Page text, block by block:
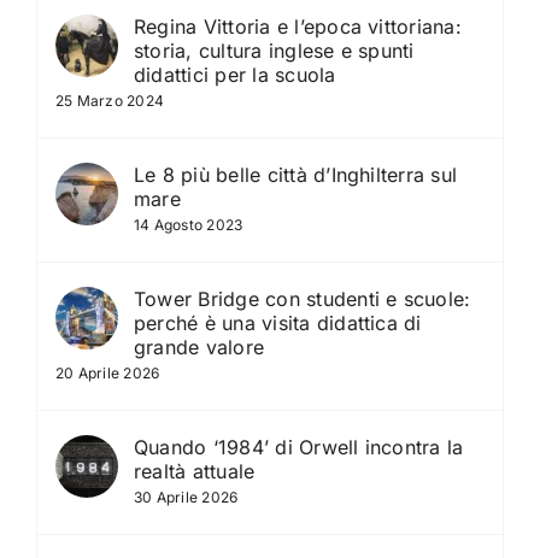
Regina Vittoria e l’epoca vittoriana:
storia, cultura inglese e spunti
didattici per la scuola
25 Marzo 2024
Le 8 più belle città d’Inghilterra sul
mare
14 Agosto 2023
Tower Bridge con studenti e scuole:
perché è una visita didattica di
grande valore
20 Aprile 2026
Quando ‘1984’ di Orwell incontra la
realtà attuale
30 Aprile 2026